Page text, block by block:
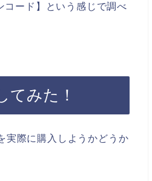
ード】という感じで調べ
てみた！
実際に購入しようかどうか